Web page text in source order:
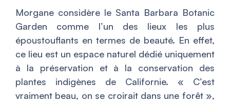
Morgane considère le Santa Barbara Botanic
Garden comme l’un des lieux les plus
époustouflants en termes de beauté. En effet,
ce lieu est un espace naturel dédié uniquement
à la préservation et à la conservation des
plantes indigènes de Californie. « C’est
vraiment beau, on se croirait dans une forêt»,